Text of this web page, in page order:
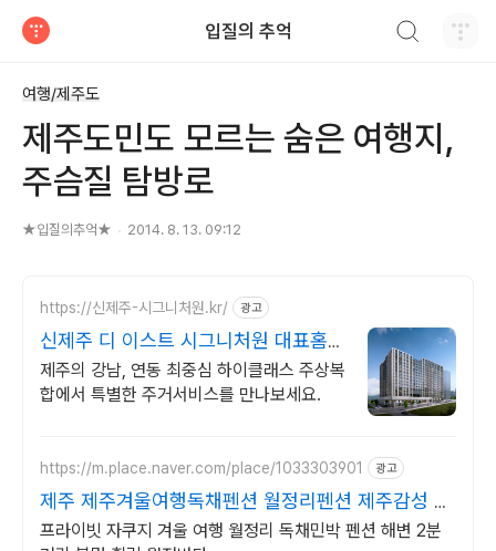
입질의 추억
여행/제주도
제주도민도 모르는 숨은 여행지,
주슴질 탐방로
★입질의추억★ 2014. 8. 13. 09:12
https://신제주-시그니처원.kr/ 광고
신제주 디 이스트 시그니처원 대표홈페
이지
제주의 강남, 연동 최중심 하이클래스 주상복
합에서 특별한 주거서비스를 만나보세요.
https://m.place.naver.com/place/1033303901 광고
제주 제주겨울여행독채펜션 월정리펜션 제주감성 독
채공간
프라이빗 자쿠지 겨울 여행 월정리 독채민박 펜션 해변 2분